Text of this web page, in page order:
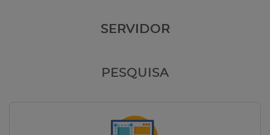
SERVIDOR
PESQUISA